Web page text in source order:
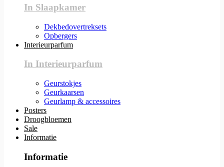
In Slaapkamer
Dekbedovertreksets
Opbergers
Interieurparfum
In Interieurparfum
Geurstokjes
Geurkaarsen
Geurlamp & accessoires
Posters
Droogbloemen
Sale
Informatie
Informatie